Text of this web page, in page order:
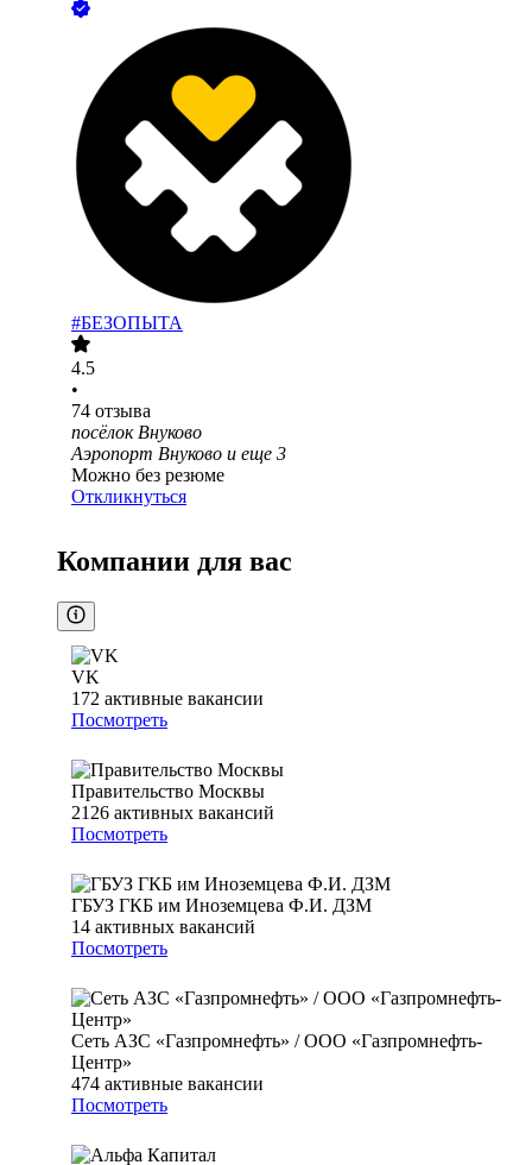
#БЕЗОПЫТА
4.5
•
74 отзыва
посёлок Внуково
Аэропорт Внуково и еще 3
Можно без резюме
Откликнуться
Компании для вас
VK
172 активные вакансии
Посмотреть
Правительство Москвы
2126 активных вакансий
Посмотреть
ГБУЗ ГКБ им Иноземцева Ф.И. ДЗМ
14 активных вакансий
Посмотреть
Сеть АЗС «Газпромнефть» / ООО «Газпромнефть-
Центр»
474 активные вакансии
Посмотреть